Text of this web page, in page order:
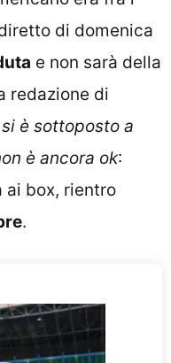
di domenica
e non sarà della
redazione di
è sottoposto a
è ancora ok:
ai box, rientro
.